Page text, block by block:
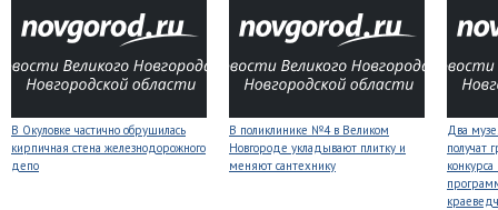
В Окуловке частично обрушилась
кирпичная стена железнодорожного
депо
В поликлинике №4 в Великом
Новгороде укладывают плитку и
меняют сантехнику
Два
получат